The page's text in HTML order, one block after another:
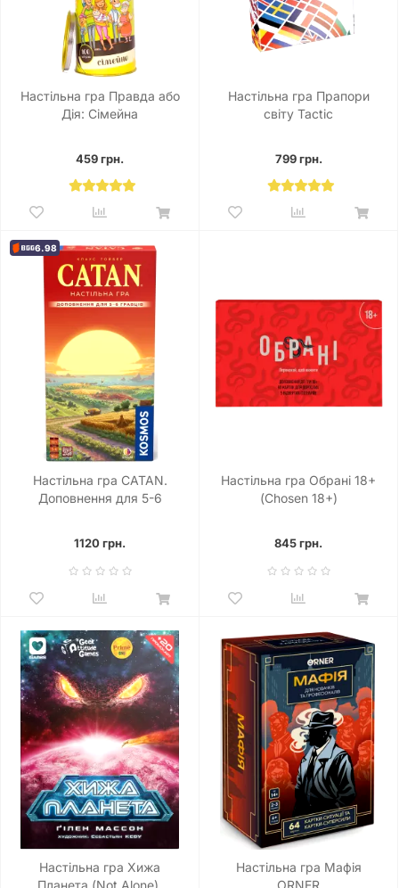
Настільна гра Правда або
Дія: Сімейна
459 грн.
Настільна гра Прапори
світу Tactic
799 грн.
6.98
Настільна гра CATAN.
Доповнення для 5-6
1120 грн.
Настільна гра Обрані 18+
(Chosen 18+)
845 грн.
Настільна гра Хижа
Планета (Not Alone).
Настільна гра Мафія
ORNER